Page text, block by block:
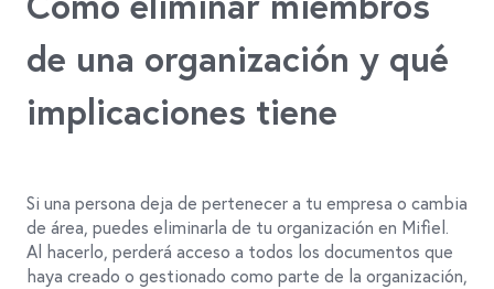
Cómo eliminar miembros
de una organización y qué
implicaciones tiene
Si una persona deja de pertenecer a tu empresa o cambia
de área, puedes eliminarla de tu organización en Mifiel.
Al hacerlo, perderá acceso a todos los documentos que
haya creado o gestionado como parte de la organización,